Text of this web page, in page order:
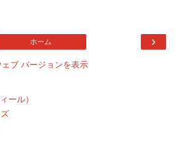
›
ホーム
ェブ バージョンを表示
ール）